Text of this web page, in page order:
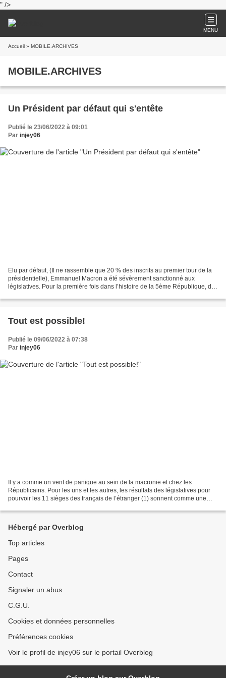
" />
MENU
Accueil » MOBILE.ARCHIVES
MOBILE.ARCHIVES
Un Président par défaut qui s'entête
Publié le 23/06/2022 à 09:01
Par injey06
Elu par défaut, (Il ne rassemble que 20 % des inscrits au premier tour de la
présidentielle), Emmanuel Macron a été sévèrement sanctionné aux
législatives. Pour la première fois dans l’histoire de la 5ème République, des
Tout est possible!
Publié le 09/06/2022 à 07:38
Par injey06
Il y a comme un vent de panique au sein de la macronie et chez les
Républicains. Pour les uns et les autres, les résultats des législatives pour
pourvoir les 11 sièges des français de l’étranger (1) sonnent comme une
Hébergé par Overblog
Top articles
Pages
Contact
Signaler un abus
C.G.U.
Cookies et données personnelles
Préférences cookies
Voir le profil de injey06 sur le portail Overblog